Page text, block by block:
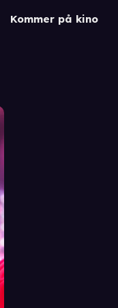
Kommer på kino